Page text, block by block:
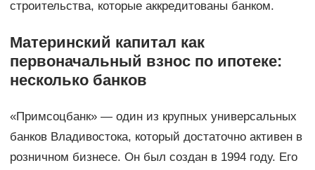
строительства, которые аккредитованы банком.
Материнский капитал как
первоначальный взнос по ипотеке:
несколько банков
«Примсоцбанк» — один из крупных универсальных
банков Владивостока, который достаточно активен в
розничном бизнесе. Он был создан в 1994 году. Его